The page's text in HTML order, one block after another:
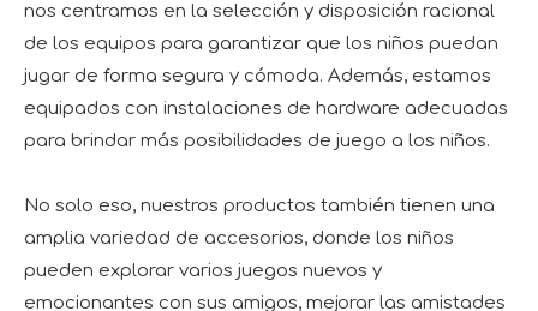
nos centramos en la selección y disposición racional
de los equipos para garantizar que los niños puedan
jugar de forma segura y cómoda. Además, estamos
equipados con instalaciones de hardware adecuadas
para brindar más posibilidades de juego a los niños.
No solo eso, nuestros productos también tienen una
amplia variedad de accesorios, donde los niños
pueden explorar varios juegos nuevos y
emocionantes con sus amigos, mejorar las amistades